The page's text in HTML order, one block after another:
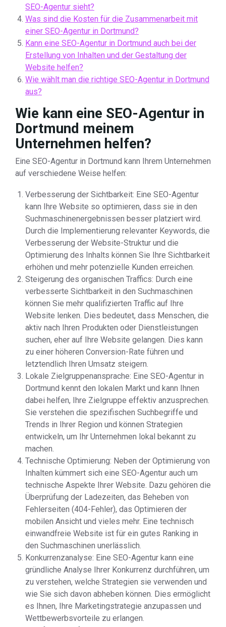
SEO-Agentur sieht?
Was sind die Kosten für die Zusammenarbeit mit
einer SEO-Agentur in Dortmund?
Kann eine SEO-Agentur in Dortmund auch bei der
Erstellung von Inhalten und der Gestaltung der
Website helfen?
Wie wählt man die richtige SEO-Agentur in Dortmund
aus?
Wie kann eine SEO-Agentur in
Dortmund meinem
Unternehmen helfen?
Eine SEO-Agentur in Dortmund kann Ihrem Unternehmen
auf verschiedene Weise helfen:
Verbesserung der Sichtbarkeit: Eine SEO-Agentur
kann Ihre Website so optimieren, dass sie in den
Suchmaschinenergebnissen besser platziert wird.
Durch die Implementierung relevanter Keywords, die
Verbesserung der Website-Struktur und die
Optimierung des Inhalts können Sie Ihre Sichtbarkeit
erhöhen und mehr potenzielle Kunden erreichen.
Steigerung des organischen Traffics: Durch eine
verbesserte Sichtbarkeit in den Suchmaschinen
können Sie mehr qualifizierten Traffic auf Ihre
Website lenken. Dies bedeutet, dass Menschen, die
aktiv nach Ihren Produkten oder Dienstleistungen
suchen, eher auf Ihre Website gelangen. Dies kann
zu einer höheren Conversion-Rate führen und
letztendlich Ihren Umsatz steigern.
Lokale Zielgruppenansprache: Eine SEO-Agentur in
Dortmund kennt den lokalen Markt und kann Ihnen
dabei helfen, Ihre Zielgruppe effektiv anzusprechen.
Sie verstehen die spezifischen Suchbegriffe und
Trends in Ihrer Region und können Strategien
entwickeln, um Ihr Unternehmen lokal bekannt zu
machen.
Technische Optimierung: Neben der Optimierung von
Inhalten kümmert sich eine SEO-Agentur auch um
technische Aspekte Ihrer Website. Dazu gehören die
Überprüfung der Ladezeiten, das Beheben von
Fehlerseiten (404-Fehler), das Optimieren der
mobilen Ansicht und vieles mehr. Eine technisch
einwandfreie Website ist für ein gutes Ranking in
den Suchmaschinen unerlässlich.
Konkurrenzanalyse: Eine SEO-Agentur kann eine
gründliche Analyse Ihrer Konkurrenz durchführen, um
zu verstehen, welche Strategien sie verwenden und
wie Sie sich davon abheben können. Dies ermöglicht
es Ihnen, Ihre Marketingstrategie anzupassen und
Wettbewerbsvorteile zu erlangen.